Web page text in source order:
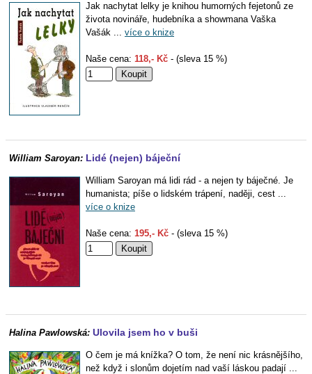
Jak nachytat lelky je knihou humorných fejetonů ze
života novináře, hudebníka a showmana Vaška
Vašák ... více o knize
Naše cena: 118,- Kč - (sleva 15 %)
William Saroyan: Lidé (nejen) báječní
William Saroyan má lidi rád - a nejen ty báječné. Je
humanista; píše o lidském trápení, naději, cest ...
více o knize
Naše cena: 195,- Kč - (sleva 15 %)
Halina Pawlowská: Ulovila jsem ho v buši
O čem je má knížka? O tom, že není nic krásnějšího,
než když i slonům dojetím nad vaší láskou padají ...